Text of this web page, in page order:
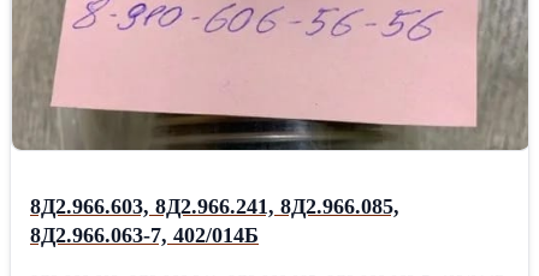
Насос ДЦН-44С ТВ-Т; Насос ДЦН44С-ТВ-Т; Насос НД144-
22; НД-8С; Насос НП25-5; Продам Насос НП25-5Л; Насос НП25-
8Д2.966.603, 8Д2.966.241, 8Д2.966.085,
8Д2.966.063-7, 402/014Б